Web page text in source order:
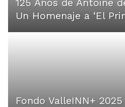
125 Años de Antoine
Un Homenaje a ‘El
Fondo ValleINN+